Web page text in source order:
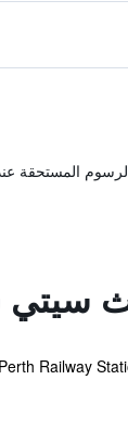
المستحقة